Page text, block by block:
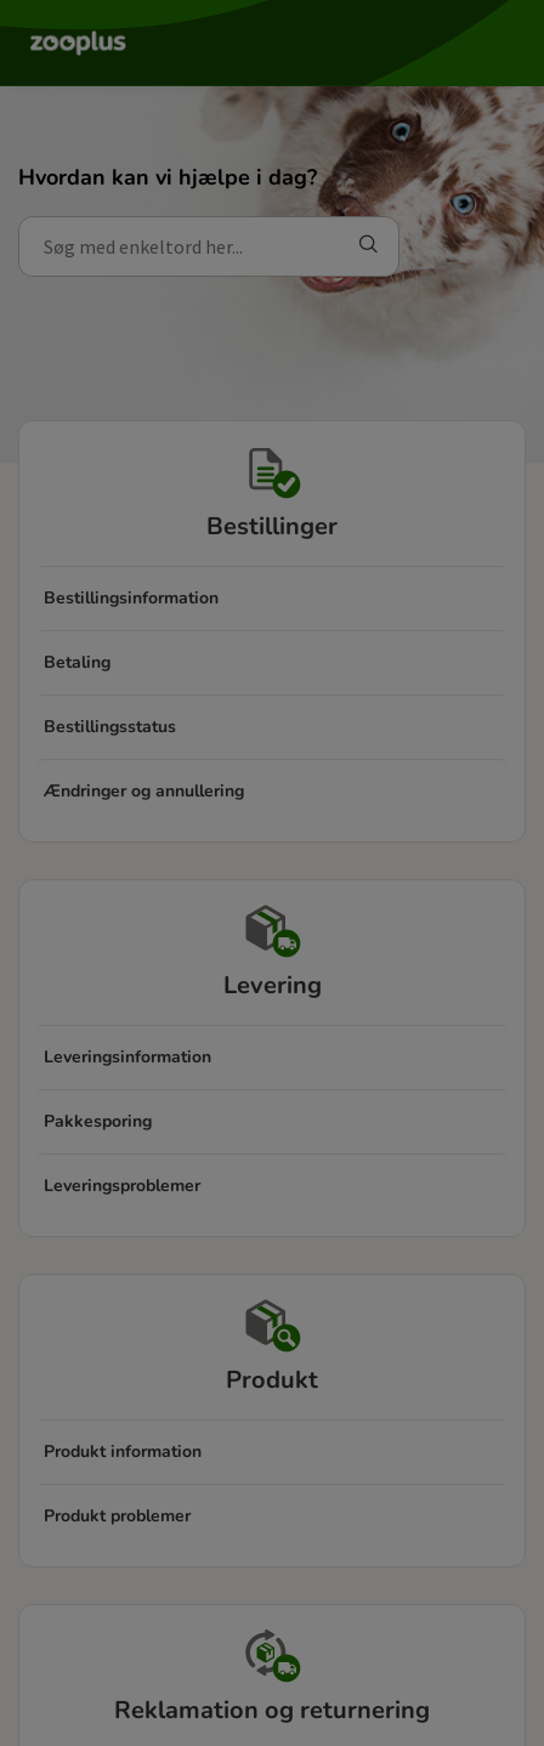
Hvordan kan vi hjælpe i dag?
Bestillinger
Bestillingsinformation
Betaling
Bestillingsstatus
Ændringer og annullering
Levering
Leveringsinformation
Pakkesporing
Leveringsproblemer
Produkt
Produkt information
Produkt problemer
Reklamation og returnering